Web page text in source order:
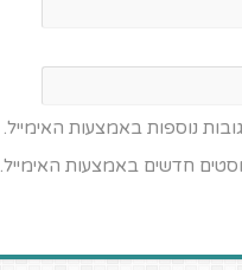
נוספות באמצעות האימייל.
חדשים באמצעות האימייל.